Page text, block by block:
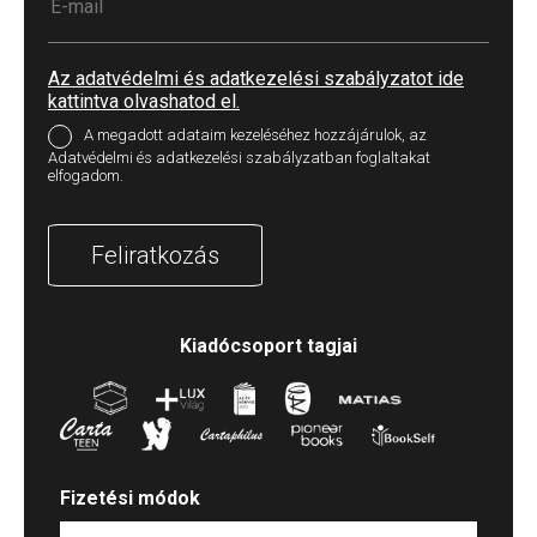
Az adatvédelmi és adatkezelési szabályzatot ide
kattintva olvashatod el.
A megadott adataim kezeléséhez hozzájárulok, az
Adatvédelmi és adatkezelési szabályzatban foglaltakat
elfogadom.
Feliratkozás
Kiadócsoport tagjai
Fizetési módok